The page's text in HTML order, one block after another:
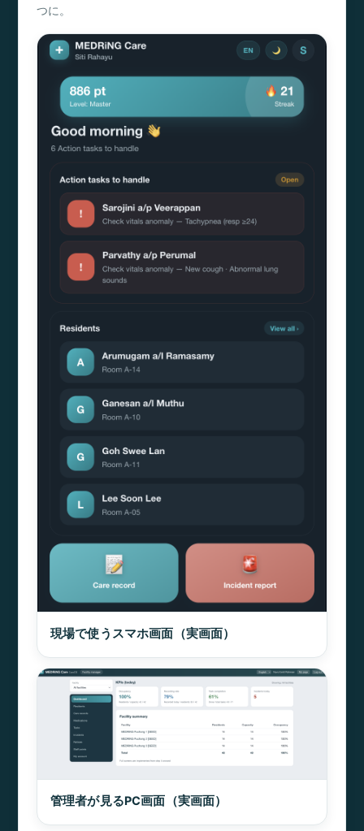
つに。
現場で使うスマホ画面（実画面）
管理者が見るPC画面（実画面）